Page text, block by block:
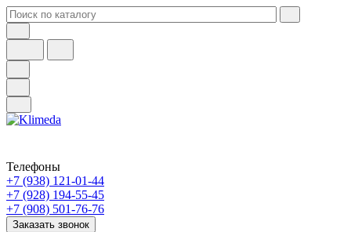
Телефоны
+7 (938) 121-01-44
+7 (928) 194-55-45
+7 (908) 501-76-76
Заказать звонок